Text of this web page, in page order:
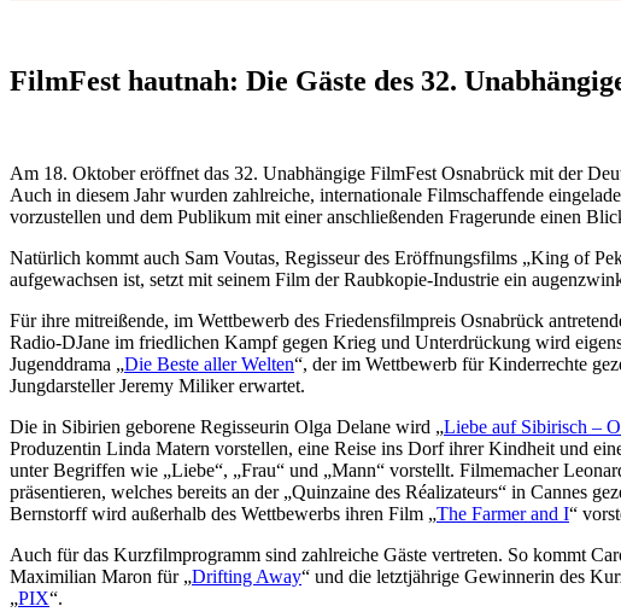
FilmFest hautnah: Die Gäste des 32.
Am 18. Oktober eröffnet das 32. Unabhängige FilmFest Osnabrück mit der
Auch in diesem Jahr wurden zahlreiche, internationale Filmschaffende
vorzustellen und dem Publikum mit einer anschließenden Fragerunde einen
Natürlich kommt auch Sam Voutas, Regisseur des Eröffnungsfilms „King of
aufgewachsen ist, setzt mit seinem Film der Raubkopie-Industrie ein
Für ihre mitreißende, im Wettbewerb des Friedensfilmpreis Osnabrück
Radio-DJane im friedlichen Kampf gegen Krieg und Unterdrückung wird
Jugenddrama „Die Beste aller Welten“, der im Wettbewerb für Kinderrechte
Jungdarsteller Jeremy Miliker erwartet.
Die in Sibirien geborene Regisseurin Olga Delane wird „Liebe auf Sibirisch –
Produzentin Linda Matern vorstellen, eine Reise ins Dorf ihrer Kindheit und
unter Begriffen wie „Liebe“, „Frau“ und „Mann“ vorstellt. Filmemacher
präsentieren, welches bereits an der „Quinzaine des Réalizateurs“ in Cannes
Bernstorff wird außerhalb des Wettbewerbs ihren Film „The Farmer and I“
Auch für das Kurzfilmprogramm sind zahlreiche Gäste vertreten. So kommt
Maximilian Maron für „Drifting Away“ und die letztjährige Gewinnerin des
„PIX“.